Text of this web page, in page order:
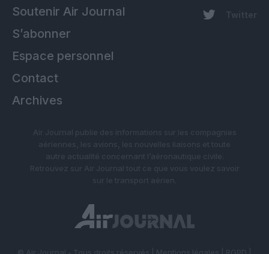
Soutenir Air Journal
S’abonner
Espace personnel
Contact
Archives